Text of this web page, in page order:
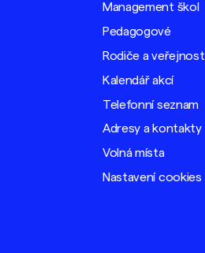
Management škol
Pedagogové
Rodiče a veřejnost
Kalendář akcí
Telefonní seznam
Adresy a kontakty
Volná místa
Nastavení cookies